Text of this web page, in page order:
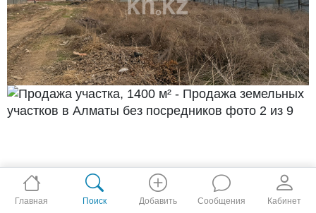
Главная Поиск Добавить Сообщения Кабинет